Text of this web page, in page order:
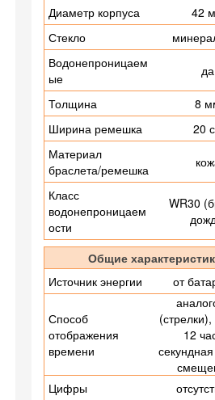
Диаметр корпуса
42
Стекло
Водонепроницаем
ые
да
Толщина
8
Ширина ремешка
20
Материал
браслета/ремешка
Класс
водонепроницаем
ости
WR30
Общие
Источник энергии
от
Способ
отображения
времени
12
Цифры